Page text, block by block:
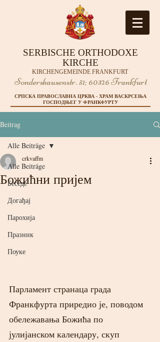
SERBISCHE ORTHODOXE
KIRCHE
KIRCHENGEMEINDE FRANKFURT
Sondershausenstr. 51; 60326 Frankfurt
СРПСКА ПРАВОСЛАВНА ЦРКВА - ХРАМ ВАСКРСЕЊА
ГОСПОДЊЕГ У ФРАНКФУРТУ
Beitrag
Alle Beiträge
Беседе
Догађај
Парохија
Празник
Поуке
Alle Beiträge
Божићни пријем
crkvaffm
Парламент странаца града
Франкфурта приредио је, поводом
обележавања Божића по
јулијанском календару, скуп